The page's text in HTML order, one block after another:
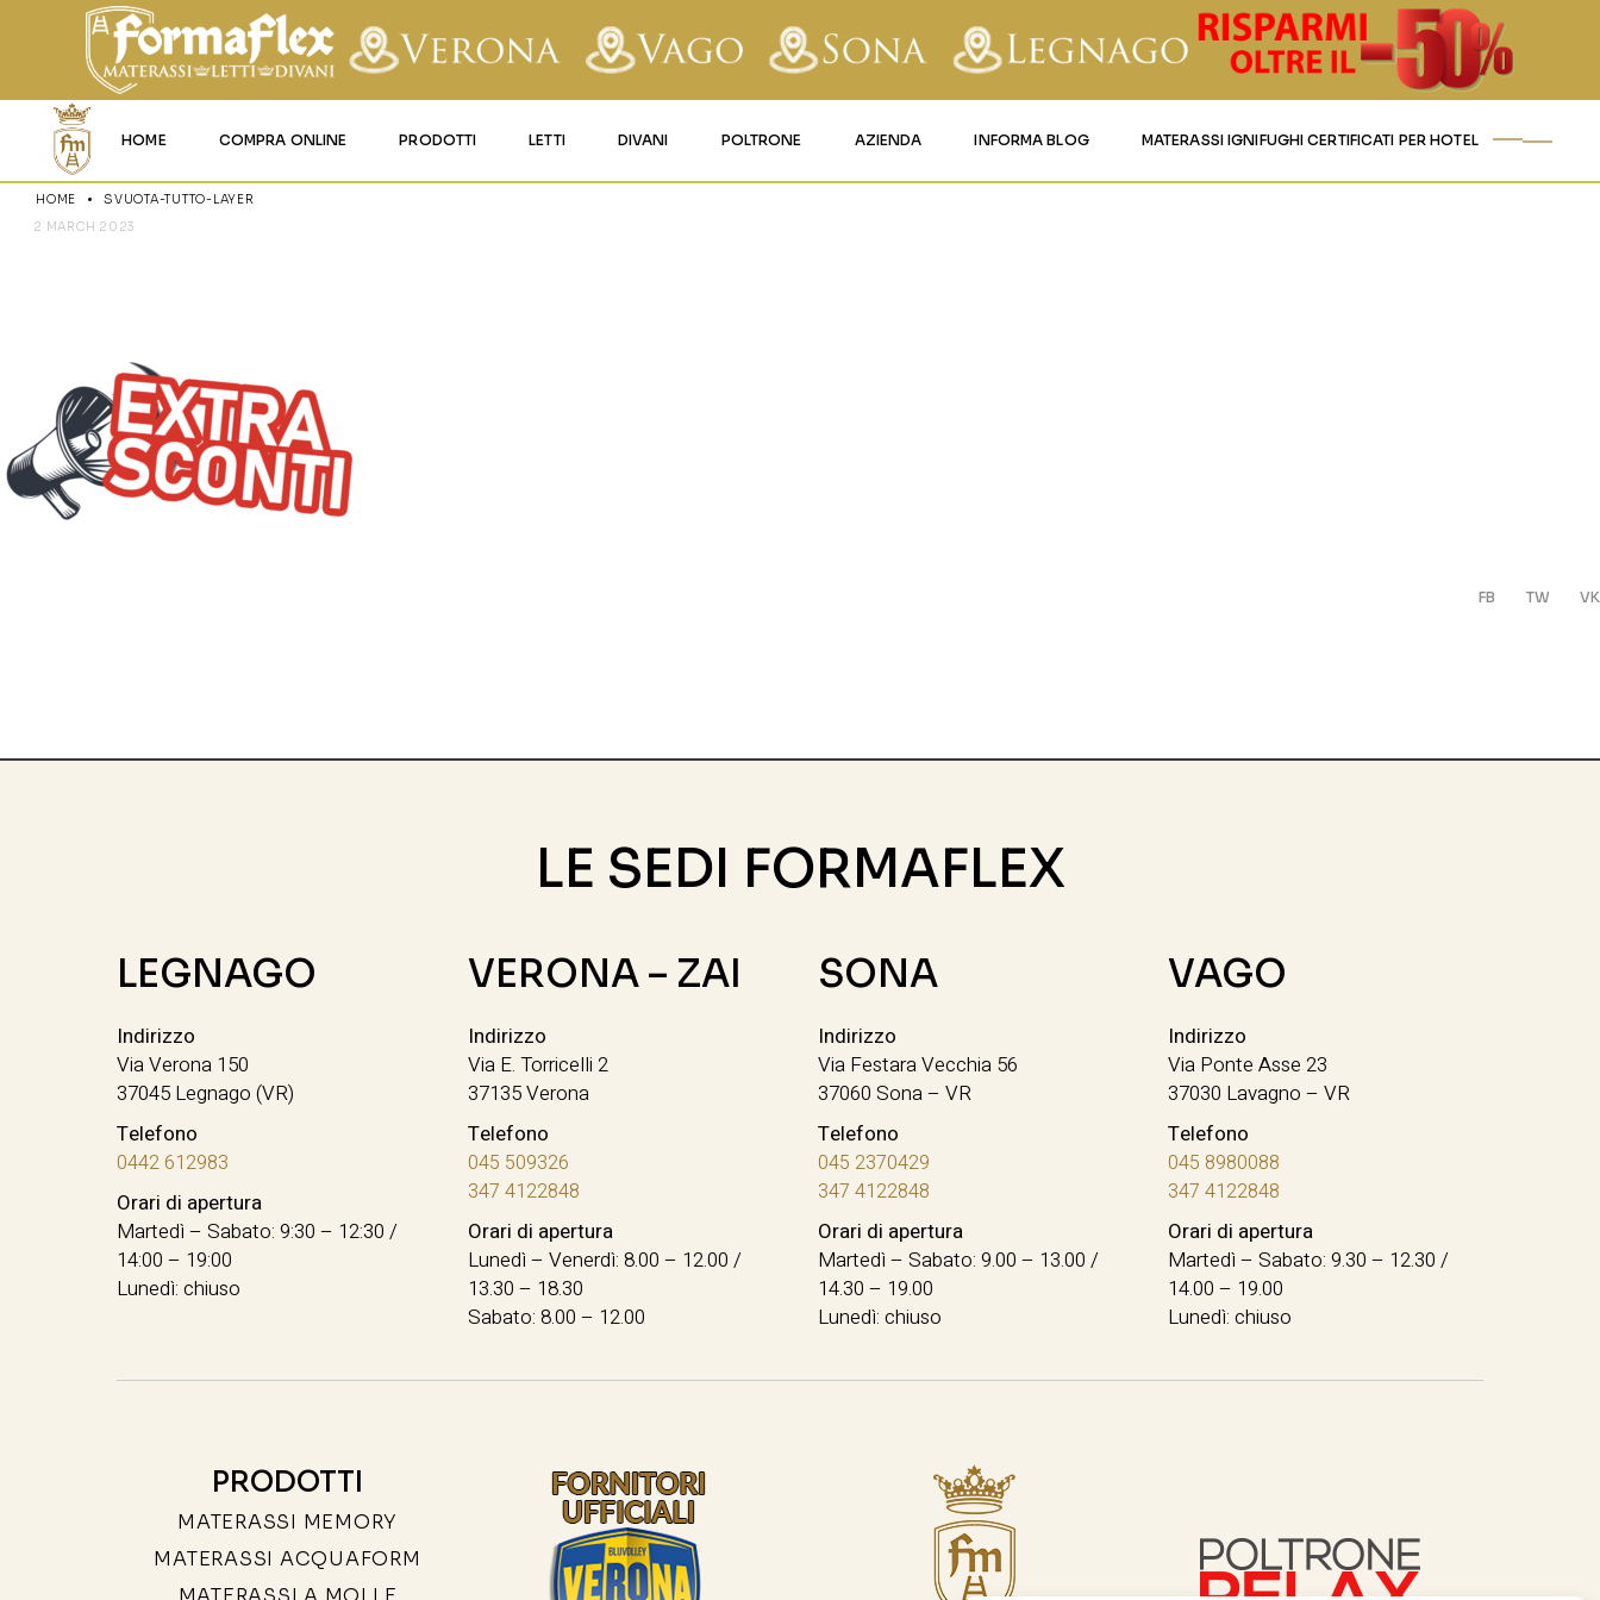
HOME COMPRA ONLINE PRODOTTI LETTI DIVANI POLTRONE AZIENDA INFORMA BLOG MATERASSI IGNIFUGHI CERTIFICATI PER HOTEL
HOME
SVUOTA-TUTTO-LAYER
2 MARCH 2023
FB TW VK
LE SEDI FORMAFLEX
LEGNAGO
Indirizzo
Via Verona 150
37045 Legnago (VR)
Telefono
0442 612983
Orari di apertura
Martedì – Sabato: 9:30 – 12:30 /
14:00 – 19:00
Lunedì: chiuso
VERONA – ZAI
Indirizzo
Via E. Torricelli 2
37135 Verona
Telefono
045 509326
347 4122848
Orari di apertura
Lunedì – Venerdì: 8.00 – 12.00 /
13.30 – 18.30
Sabato: 8.00 – 12.00
SONA
Indirizzo
Via Festara Vecchia 56
37060 Sona – VR
Telefono
045 2370429
347 4122848
Orari di apertura
Martedì – Sabato: 9.00 – 13.00 /
14.30 – 19.00
Lunedì: chiuso
VAGO
Indirizzo
Via Ponte Asse 23
37030 Lavagno – VR
Telefono
045 8980088
347 4122848
Orari di apertura
Martedì – Sabato: 9.30 – 12.30 /
14.00 – 19.00
Lunedì: chiuso
PRODOTTI
MATERASSI MEMORY
MATERASSI ACQUAFORM